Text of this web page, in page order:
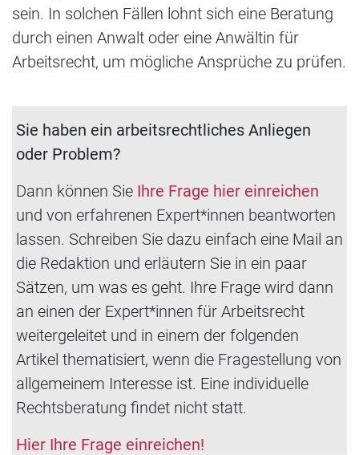
sein. In solchen Fällen lohnt sich eine Beratung
durch einen Anwalt oder eine Anwältin für
Arbeitsrecht, um mögliche Ansprüche zu prüfen.
Sie haben ein arbeitsrechtliches Anliegen
oder Problem?
Dann können Sie Ihre Frage hier einreichen
und von erfahrenen Expert*innen beantworten
lassen. Schreiben Sie dazu einfach eine Mail an
die Redaktion und erläutern Sie in ein paar
Sätzen, um was es geht. Ihre Frage wird dann
an einen der Expert*innen für Arbeitsrecht
weitergeleitet und in einem der folgenden
Artikel thematisiert, wenn die Fragestellung von
allgemeinem Interesse ist. Eine individuelle
Rechtsberatung findet nicht statt.
Hier Ihre Frage einreichen!